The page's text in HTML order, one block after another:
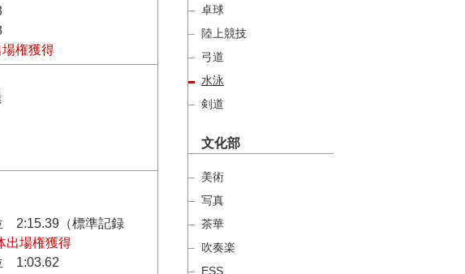
権獲得
2:15.39（標準記録
出場権獲得
1:03.62
卓球
陸上競技
弓道
水泳
剣道
文化部
美術
写真
茶華
吹奏楽
ESS